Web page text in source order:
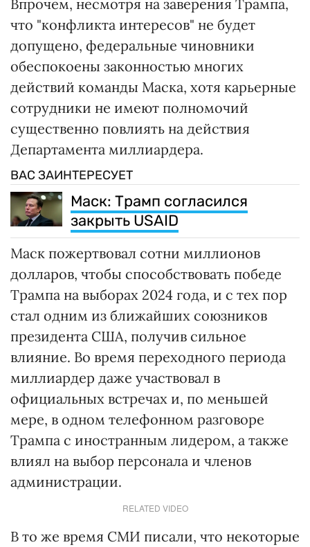
Впрочем, несмотря на заверения Трампа,
что "конфликта интересов" не будет
допущено, федеральные чиновники
обеспокоены законностью многих
действий команды Маска, хотя карьерные
сотрудники не имеют полномочий
существенно повлиять на действия
Департамента миллиардера.
ВАС ЗАИНТЕРЕСУЕТ
Маск: Трамп согласился
закрыть USAID
Маск пожертвовал сотни миллионов
долларов, чтобы способствовать победе
Трампа на выборах 2024 года, и с тех пор
стал одним из ближайших союзников
президента США, получив сильное
влияние. Во время переходного периода
миллиардер даже участвовал в
официальных встречах и, по меньшей
мере, в одном телефонном разговоре
Трампа с иностранным лидером, а также
влиял на выбор персонала и членов
администрации.
RELATED VIDEO
В то же время СМИ писали, что некоторые